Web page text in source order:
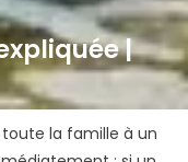
|
la famille à un